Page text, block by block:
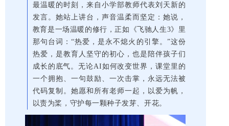
最温暖的时刻，来自小学部教师代表刘天新的
发言。她站上讲台，声音温柔而坚定：她说，
教育是一场温暖的修行，正如《飞驰人生3》里
那句台词：“热爱，是永不熄火的引擎。”这份
热爱，是教育人坚守的初心，也是陪伴孩子们
成长的底气。无论AI如何改变世界，课堂里的
一个拥抱、一句鼓励、一次击掌，永远无法被
代码复制。她愿和所有老师一起，以爱为帆，
以责为桨，守护每一颗种子发芽、开花。